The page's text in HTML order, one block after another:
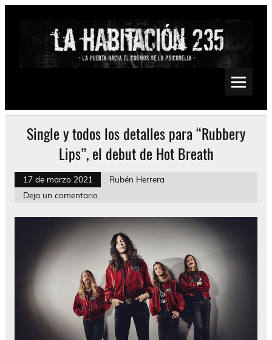
Saltar
Psychedelic, Stoner, Doom, Sludge, Fuzz, Space, Drone
Single y todos los detalles para “Rubbery
Lips”, el debut de Hot Breath
17 de marzo 2021
Rubén Herrera
Deja un comentario